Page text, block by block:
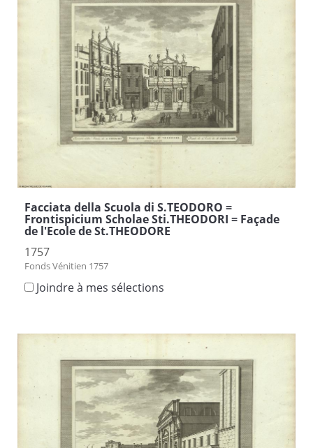
Facciata della Scuola di S.TEODORO =
Frontispicium Scholae Sti.THEODORI = Façade
de l'Ecole de St.THEODORE
1757
Fonds Vénitien 1757
Joindre à mes sélections